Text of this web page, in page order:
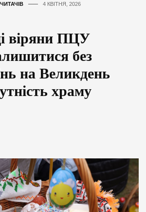
4 КВІТНЯ, 2026
віряни ПЦУ
без
на Великдень
храму